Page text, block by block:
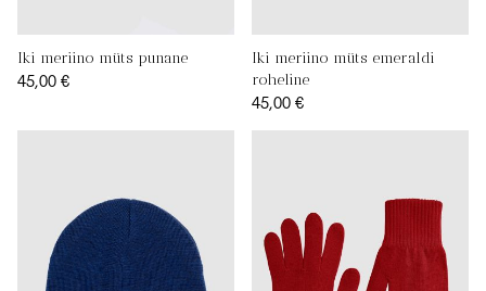
Iki meriino müts punane
45,00 €
Iki meriino müts emeraldi
roheline
45,00 €